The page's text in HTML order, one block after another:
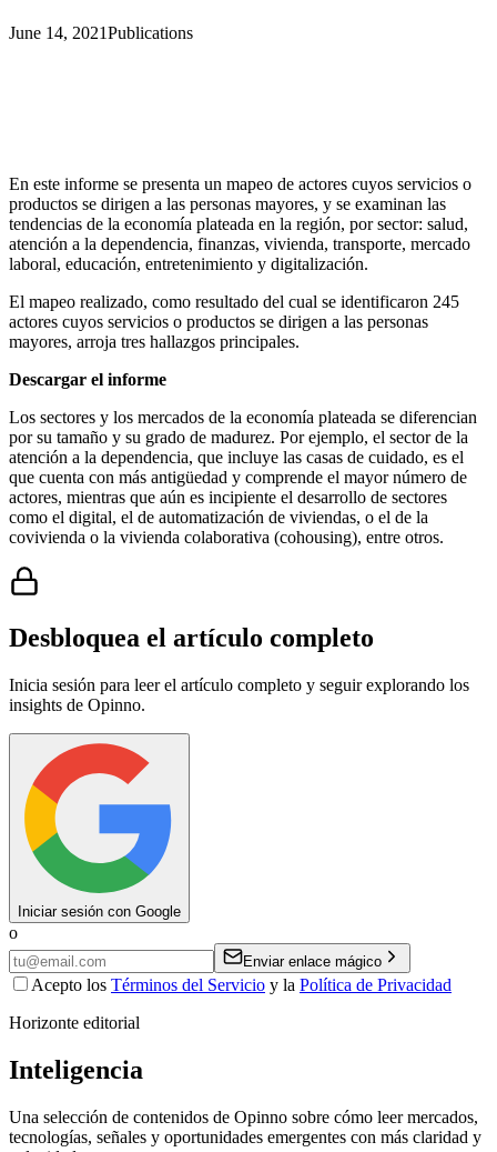
June 14, 2021Publications
En este informe se presenta un mapeo de actores cuyos servicios o
productos se dirigen a las personas mayores, y se examinan las
tendencias de la economía plateada en la región, por sector: salud,
atención a la dependencia, finanzas, vivienda, transporte, mercado
laboral, educación, entretenimiento y digitalización.
El mapeo realizado, como resultado del cual se identificaron 245
actores cuyos servicios o productos se dirigen a las personas
mayores, arroja tres hallazgos principales.
Descargar el informe
Los sectores y los mercados de la economía plateada se diferencian
por su tamaño y su grado de madurez. Por ejemplo, el sector de la
atención a la dependencia, que incluye las casas de cuidado, es el
que cuenta con más antigüedad y comprende el mayor número de
actores, mientras que aún es incipiente el desarrollo de sectores
como el digital, el de automatización de viviendas, o el de la
covivienda o la vivienda colaborativa (cohousing), entre otros.
Desbloquea el artículo completo
Inicia sesión para leer el artículo completo y seguir explorando los
insights de Opinno.
Iniciar sesión con Google
o
Enviar enlace mágico
Acepto los Términos del Servicio y la Política de Privacidad
Horizonte editorial
Inteligencia
Una selección de contenidos de Opinno sobre cómo leer mercados,
tecnologías, señales y oportunidades emergentes con más claridad y